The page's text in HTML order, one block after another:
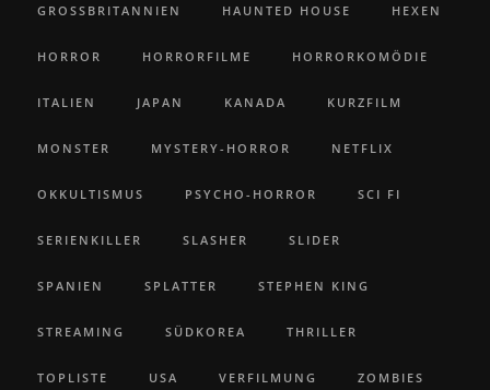
GROSSBRITANNIEN HAUNTED HOUSE HEXEN
HORROR HORRORFILME HORRORKOMÖDIE
ITALIEN JAPAN KANADA KURZFILM
MONSTER MYSTERY-HORROR NETFLIX
OKKULTISMUS PSYCHO-HORROR SCI FI
SERIENKILLER SLASHER SLIDER
SPANIEN SPLATTER STEPHEN KING
STREAMING SÜDKOREA THRILLER
TOPLISTE USA VERFILMUNG ZOMBIES